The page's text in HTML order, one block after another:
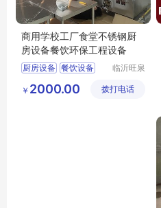
商用学校工厂食堂不锈钢厨
房设备餐饮环保工程设备
厨房设备 餐饮设备
临沂旺泉
有限公司
￥ 2000.00 拨打电话